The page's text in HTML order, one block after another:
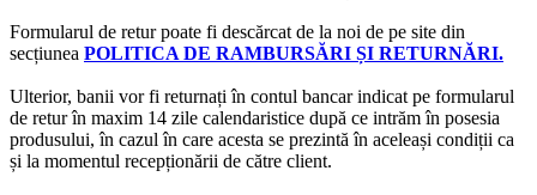
Formularul de retur poate fi descărcat de la noi de pe site din
secțiunea POLITICA DE RAMBURSĂRI ȘI RETURNĂRI.
Ulterior, banii vor fi returnați în contul bancar indicat pe formularul
de retur în maxim 14 zile calendaristice după ce intrăm în posesia
produsului, în cazul în care acesta se prezintă în aceleași condiții ca
și la momentul recepționării de către client.